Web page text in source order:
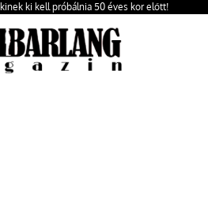
ki kell próbálnia 50 éves kor előtt!